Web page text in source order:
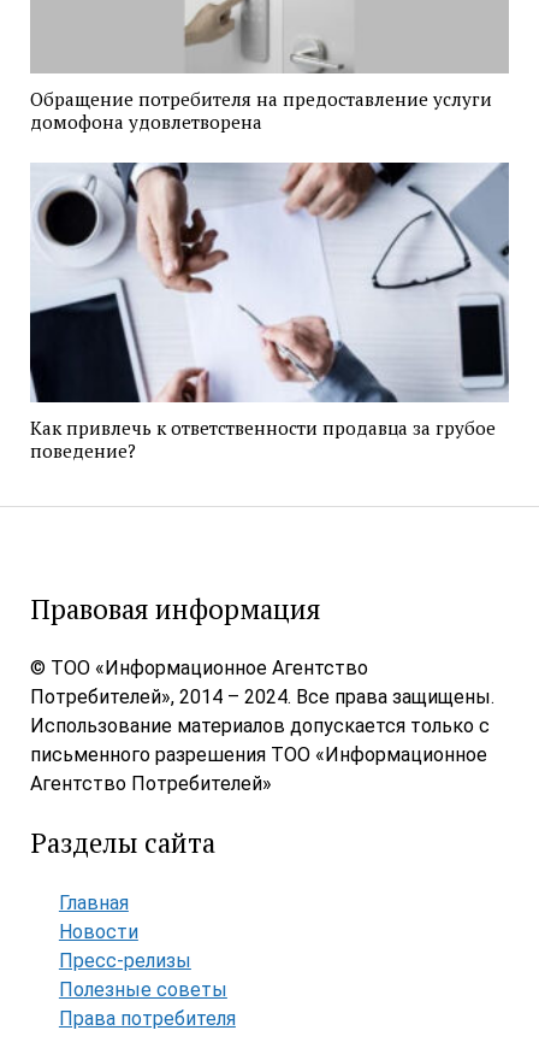
Обращение потребителя на предоставление услуги
домофона удовлетворена
Как привлечь к ответственности продавца за грубое
поведение?
Правовая информация
© ТОО «Информационное Агентство
Потребителей», 2014 – 2024. Все права защищены.
Использование материалов допускается только с
письменного разрешения ТОО «Информационное
Агентство Потребителей»
Разделы сайта
Главная
Новости
Пресс-релизы
Полезные советы
Права потребителя